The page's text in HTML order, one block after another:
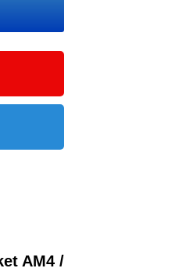
AM4 /